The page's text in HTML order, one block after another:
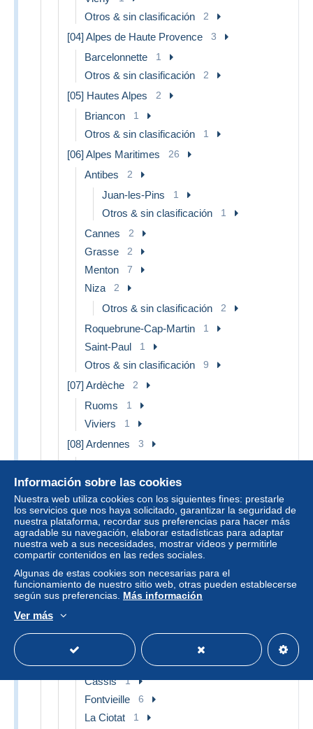
Otros & sin clasificación 2
[04] Alpes de Haute Provence 3
Barcelonnette 1
Otros & sin clasificación 2
[05] Hautes Alpes 2
Briancon 1
Otros & sin clasificación 1
[06] Alpes Maritimes 26
Antibes 2
Juan-les-Pins 1
Otros & sin clasificación 1
Cannes 2
Grasse 2
Menton 7
Niza 2
Otros & sin clasificación 2
Roquebrune-Cap-Martin 1
Saint-Paul 1
Otros & sin clasificación 9
[07] Ardèche 2
Ruoms 1
Viviers 1
[08] Ardennes 3
Givet 3
[09] Ariège 2
Otros & sin clasificación 2
[11] Aude 3
Carcassonne 3
Otros & sin clasificación 2
Aubagne
Cassis 1
Fontvieille 6
La Ciotat 1
Información sobre las cookies
Nuestra web utiliza cookies con los siguientes fines: prestarle
los servicios que nos haya solicitado, garantizar la seguridad de
nuestra plataforma, recordar sus preferencias para hacer más
agradable su navegación, elaborar estadísticas para adaptar
nuestra web a sus necesidades, mostrar vídeos y permitirle
compartir contenidos en las redes sociales.
Algunas de estas cookies son necesarias para el
funcionamiento de nuestro sitio web, otras pueden establecerse
según sus preferencias. Más información
Ver más